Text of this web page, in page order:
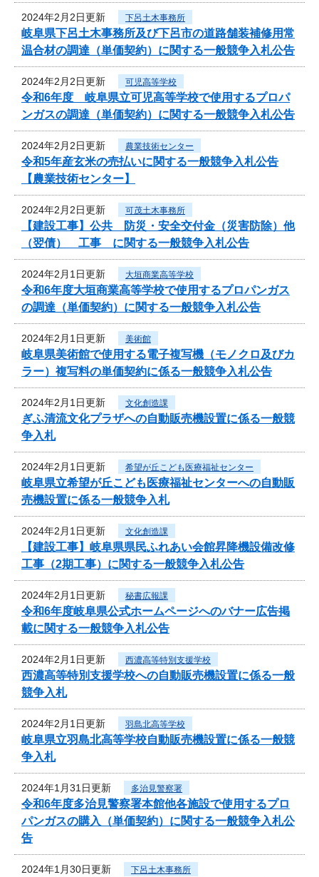
2024年2月2日更新 下呂土木事務所
岐阜県下呂土木事務所及び下呂市の道路舗装補修用常
温合材の調達（単価契約）に関する一般競争入札公告
2024年2月2日更新 可児高等学校
令和6年度 岐阜県立可児高等学校で使用するプロパ
ンガスの調達（単価契約）に関する一般競争入札公告
2024年2月2日更新 農業技術センター
令和5年産玄米の売払いに関する一般競争入札公告
【農業技術センター】
2024年2月2日更新 可茂土木事務所
【建設工事】公共 防災・安全交付金（災害防除）他
（翌債） 工事 に関する一般競争入札公告
2024年2月1日更新 大垣商業高等学校
令和6年度大垣商業高等学校で使用するプロパンガス
の調達（単価契約）に関する一般競争入札公告
2024年2月1日更新 美術館
岐阜県美術館で使用する電子複写機（モノクロ及びカ
ラー）複写料の単価契約に係る一般競争入札公告
2024年2月1日更新 文化創造課
ぎふ清流文化プラザへの自動販売機設置に係る一般競
争入札
2024年2月1日更新 希望が丘こども医療福祉センター
岐阜県立希望が丘こども医療福祉センターへの自動販
売機設置に係る一般競争入札
2024年2月1日更新 文化創造課
【建設工事】岐阜県県民ふれあい会館昇降機設備改修
工事（2期工事）に関する一般競争入札公告
2024年2月1日更新 秘書広報課
令和6年度岐阜県公式ホームページへのバナー広告掲
載に関する一般競争入札公告
2024年2月1日更新 西濃高等特別支援学校
西濃高等特別支援学校への自動販売機設置に係る一般
競争入札
2024年2月1日更新 羽島北高等学校
岐阜県立羽島北高等学校自動販売機設置に係る一般競
争入札
2024年1月31日更新 多治見警察署
令和6年度多治見警察署本館他各施設で使用するプロ
パンガスの購入（単価契約）に関する一般競争入札公
告
2024年1月30日更新 下呂土木事務所